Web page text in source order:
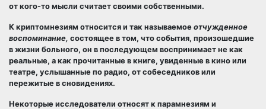
от кого-то мысли считает своими собственными.
К криптомнезиям относится и так называемое отчужденное
воспоминание, состоящее в том, что события, произошедшие
в жизни больного, он в последующем воспринимает не как
реальные, а как прочитанные в книге, увиденные в кино или
театре, услышанные по радио, от собеседников или
пережитые в сновидениях.
Некоторые исследователи относят к парамнезиям и